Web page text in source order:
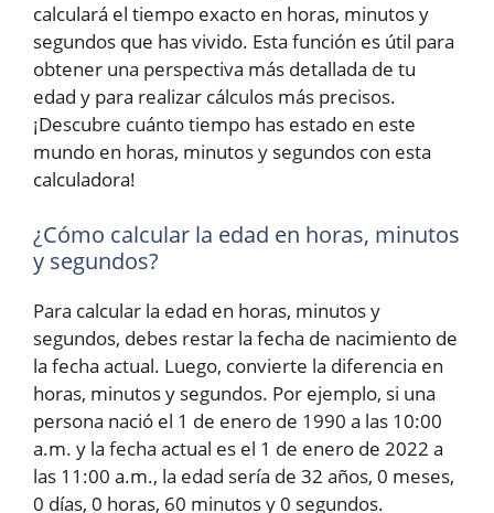
calculará el tiempo exacto en horas, minutos y
segundos que has vivido. Esta función es útil para
obtener una perspectiva más detallada de tu
edad y para realizar cálculos más precisos.
¡Descubre cuánto tiempo has estado en este
mundo en horas, minutos y segundos con esta
calculadora!
¿Cómo calcular la edad en horas, minutos
y segundos?
Para calcular la edad en horas, minutos y
segundos, debes restar la fecha de nacimiento de
la fecha actual. Luego, convierte la diferencia en
horas, minutos y segundos. Por ejemplo, si una
persona nació el 1 de enero de 1990 a las 10:00
a.m. y la fecha actual es el 1 de enero de 2022 a
las 11:00 a.m., la edad sería de 32 años, 0 meses,
0 días, 0 horas, 60 minutos y 0 segundos.